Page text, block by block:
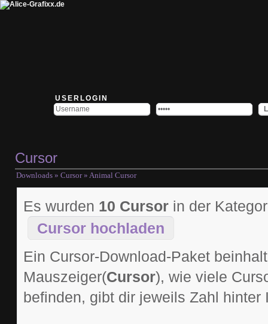
USERLOGIN
Cursor
Downloads » Cursor» Animal Cursor
Es wurden 10 Cursor in der
Cursor hochladen
Ein Cursor-Download-Paket
Mauszeiger(Cursor), wie viele
befinden, gibt dir jeweils Zahl hinter